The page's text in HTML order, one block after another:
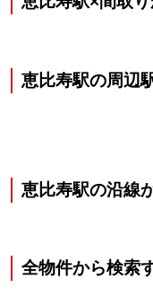
恵比寿駅の周辺
恵比寿駅の沿線
全物件から検索